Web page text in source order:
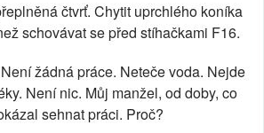
čtvrť. Chytit uprchlého koníka
schovávat se před stíhačkami F16.
žádná práce. Neteče voda. Nejde
Není nic. Můj manžel, od doby, co
sehnat práci. Proč?